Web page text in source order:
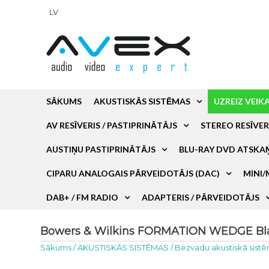
LV
SĀKUMS AKUSTISKĀS SISTĒMAS UZREIZ
AV RESĪVERIS / PASTIPRINĀTĀJS STEREO
AUSTIŅU PASTIPRINĀTĀJS BLU-RAY DVD
CIPARU ANALOGAIS PĀRVEIDOTĀJS (DAC) MINI/
DAB+ / FM RADIO ADAPTERIS / PĀRVEIDOTĀJS
Bowers & Wilkins FORMATION WEDGE
Sākums/AKUSTISKĀS SISTĒMAS /Bezvadu akustiskā